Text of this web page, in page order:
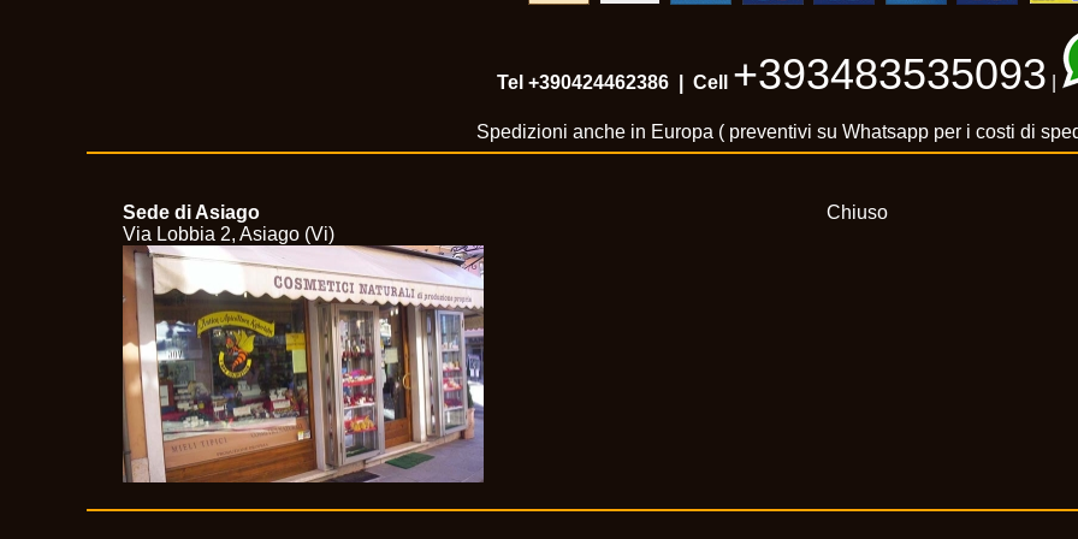
Tel +390424462386| Cell +393483535093
Spedizioni anche in Europa ( preventivi su Whatsapp per i costi di
Sede di Asiago
Via Lobbia 2, Asiago (Vi)
Chiuso